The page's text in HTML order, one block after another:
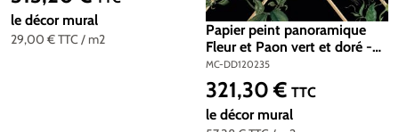
29,00 €TTC / m2
le décor mural
Papier peint panoramique
Fleur et Paon vert et doré -
Change is good de Michalsky
| Réf. MC-DD120235
MC-DD120235
Prix régulier :
321,30 € TTC
le décor mural